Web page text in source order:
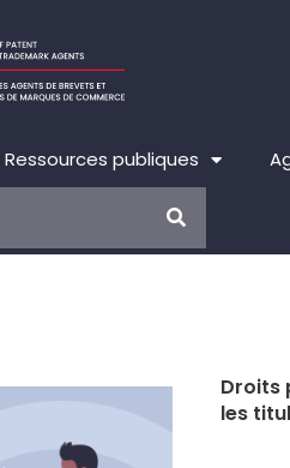
Ressources publiques
Droits
les